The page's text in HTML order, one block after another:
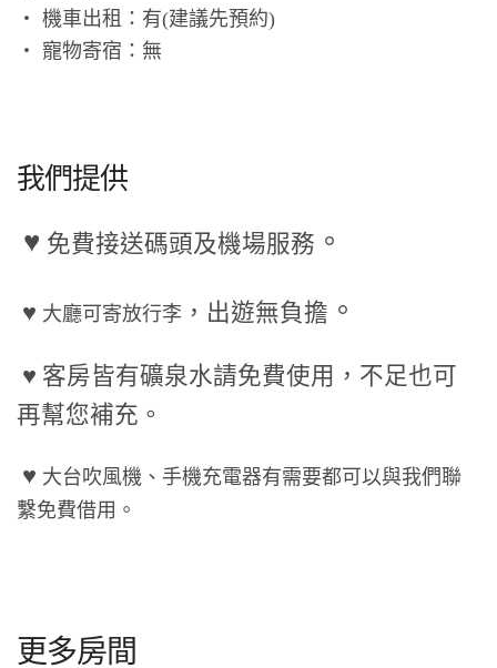
‧ 機車出租：有(建議先預約)
‧ 寵物寄宿：無
我們提供
♥ 免費接送碼頭及機場服務 。
♥ 大廳可寄放行李 ，出遊無負擔 。
♥ 客房皆有礦泉水請免費使用，不足也可
再幫您補充。
♥ 大台吹風機、手機充電器有需要都可以與我們聯
繫免費借用。
更多房間